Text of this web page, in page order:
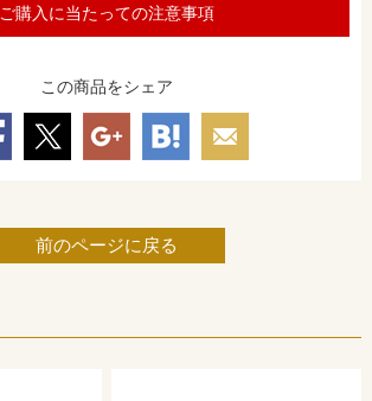
ご購入に当たっての注意事項
この商品をシェア
前のページに戻る